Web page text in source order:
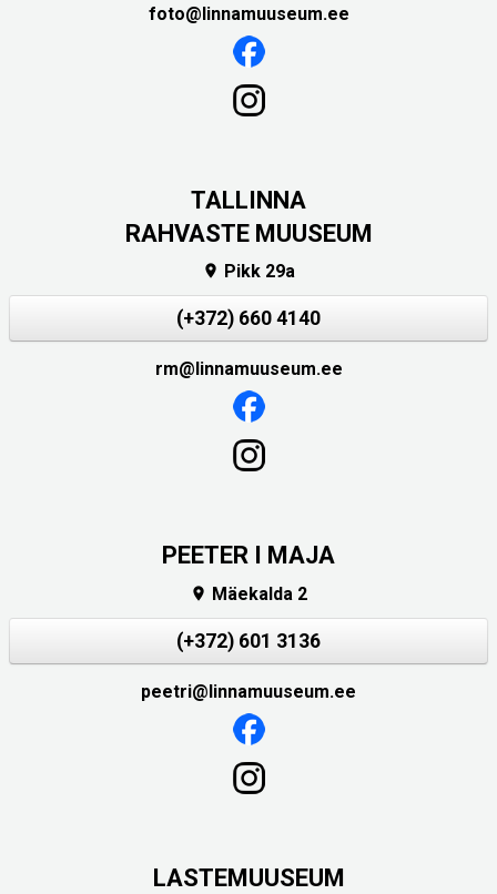
foto@linnamuuseum.ee
TALLINNA
RAHVASTE MUUSEUM
 Pikk 29a
(+372) 660 4140
rm@linnamuuseum.ee
PEETER I MAJA
 Mäekalda 2
(+372) 601 3136
peetri@linnamuuseum.ee
LASTEMUUSEUM